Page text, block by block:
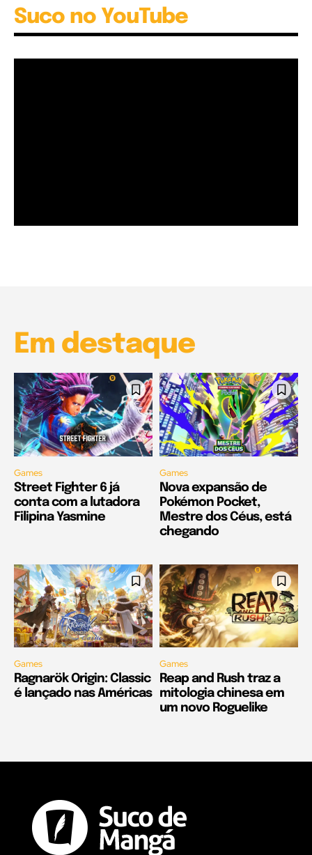
Suco no YouTube
Em destaque
Games
Street Fighter 6 já
conta com a lutadora
Filipina Yasmine
Games
Nova expansão de
Pokémon Pocket,
Mestre dos Céus, está
chegando
Games
Ragnarök Origin: Classic
é lançado nas Américas
Games
Reap and Rush traz a
mitologia chinesa em
um novo Roguelike